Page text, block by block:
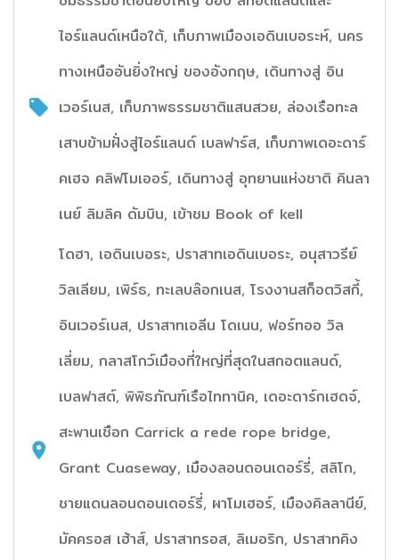
ไอร์แลนด์เหนือใต้, เก็บภาพเมืองเอดินเบอระห์, นคร
ทางเหนืออันยิ่งใหญ่ ของอังกฤษ, เดินทางสู่ อิน
เวอร์เนส, เก็บภาพธรรมชาติแสนสวย, ล่องเรือทะล
เสาบข้ามฝั่งสู่ไอร์แลนด์ เบลฟาร์ส, เก็บภาพเดอะดาร์
คเฮจ คลิฟโมเออร์, เดินทางสู่ อุทยานแห่งชาติ คินลา
เนย์ ลิมลิค ดัมบิน, เข้าชม Book of kell
โดฮา, เอดินเบอระ, ปราสาทเอดินเบอระ, อนุสาวรีย์
วิลเลียม, เพิร์ธ, ทะเลบล๊อกเนส, โรงงานสก็อตวิสกี้,
อินเวอร์เนส, ปราสาทเอลีน โดเนน, ฟอร์ทออ วิล
เลี่ยม, กลาสโกว์เมืองที่ใหญ่ที่สุดในสกอตแลนด์,
เบลฟาสต์, พิพิธภัณฑ์เรือไททานิค, เดอะดาร์กเฮดจ์,
สะพานเชือก Carrick a rede rope bridge,
Grant Cuaseway, เมืองลอนดอนเดอร์รี่, สลิโก,
ชายแดนลอนดอนเดอร์รี่, ผาโมเฮอร์, เมืองคิลลานีย์,
มัคครอส เฮ้าส์, ปราสาทรอส, ลิเมอริก, ปราสาทคิง